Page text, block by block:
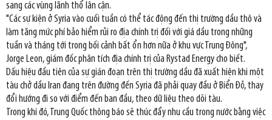
sang các vùng lãnh thổ lân cận.
"Các sự kiện ở Syria vào cuối tuần có thể tác động đến thị trường dầu thô và
làm tăng mức phí bảo hiểm rủi ro địa chính trị đối với giá dầu trong những
tuần và tháng tới trong bối cảnh bất ổn hơn nữa ở khu vực Trung Đông",
Jorge Leon, giám đốc phân tích địa chính trị của Rystad Energy cho biết.
Dấu hiệu đầu tiên của sự gián đoạn trên thị trường dầu đã xuất hiện khi một
tàu chở dầu Iran đang trên đường đến Syria đã phải quay đầu ở Biển Đỏ, thay
đổi hướng đi so với điểm đến ban đầu, theo dữ liệu theo dõi tàu.
Trong khi đó, Trung Quốc thông báo sẽ thúc đẩy nhu cầu trong nước bằng việc